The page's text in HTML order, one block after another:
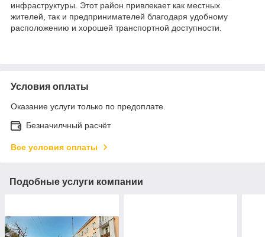
инфраструктуры. Этот район привлекает как местных
жителей, так и предпринимателей благодаря удобному
расположению и хорошей транспортной доступности.
Условия оплаты
Оказание услуги только по предоплате.
Безначилчный расчёт
Все условия оплаты
Подобные услуги компании